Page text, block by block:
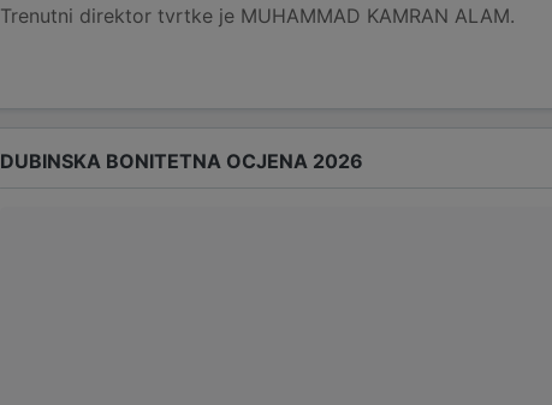
Trenutni direktor tvrtke je MUHAMMAD KAMRAN ALAM.
DUBINSKA BONITETNA OCJENA 2026